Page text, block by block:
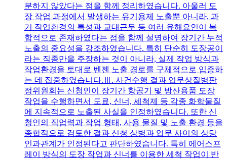
분하지 않았다는 점을 함께 정리하였습니다. 아울러 도
장 작업 과정에서 발생하는 유기용제 노출뿐 아니라, 과
거 작업환경의 특성과 교대근무 등 여러 유해요인이 복
합적으로 존재하였다는 점을 함께 설명하여 장기간 누적
노출의 중요성을 강조하였습니다. 특히 단순히 도장공이
라는 직종만을 주장하는 것이 아니라, 실제 작업 방식과
작업환경을 토대로 벤젠 노출 경로를 구체적으로 입증하
는 데 집중하였습니다.Ⅲ. 사건수행 결과 업무상질병판
정위원회는 신청인이 장기간 항공기 및 방산용품 도장
작업을 수행하면서 도료, 신너, 세척제 등 각종 화학물질
에 지속적으로 노출된 사실을 인정하였습니다. 또한 신
청인의 직업력과 작업 형태, 사용 물질 및 노출 환경 등을
종합적으로 검토한 결과 신청 상병과 업무 사이의 상당
인과관계가 인정된다고 판단하였습니다. 특히 에어스프
레이 방식의 도장 작업과 신너를 이용한 세척 작업이 반